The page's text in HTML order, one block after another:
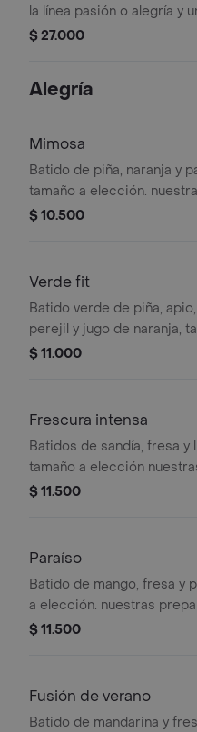
la línea pasión o alegría y
el sabor de tu elección.
$ 27.000
Alegría
Mimosa
Batido de piña, naranja y
tamaño a elección.
preparaciones se
ingredientes
$ 10.500
Verde fit
Batido verde de piña,
perejil y jugo de naranja,
elección. nuestras
realizar modificaciones en
$ 11.000
Frescura intensa
Batidos de sandía, fresa y
tamaño a elección
preparaciones se
ingredientes
$ 11.500
Paraíso
Batido de mango, fresa y
a elección. nuestras
se encuentran
ingredientes
$ 11.500
Fusión de verano
Batido de mandarina y